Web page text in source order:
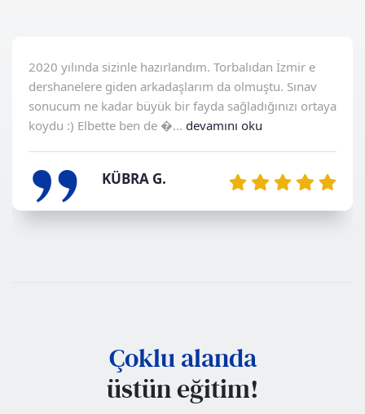
2020 yılında sizinle hazırlandım. Torbalıdan İzmir e
dershanelere giden arkadaşlarım da olmuştu. Sınav
sonucum ne kadar büyük bir fayda sağladığınızı ortaya
koydu :) Elbette ben de �... devamını oku
„ KÜBRA G.
Çoklu alanda
üstün eğitim!